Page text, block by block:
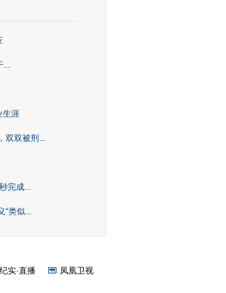
...
生涯
双双被刑...
完成...
“类似...
纪实·直播
凤凰卫视